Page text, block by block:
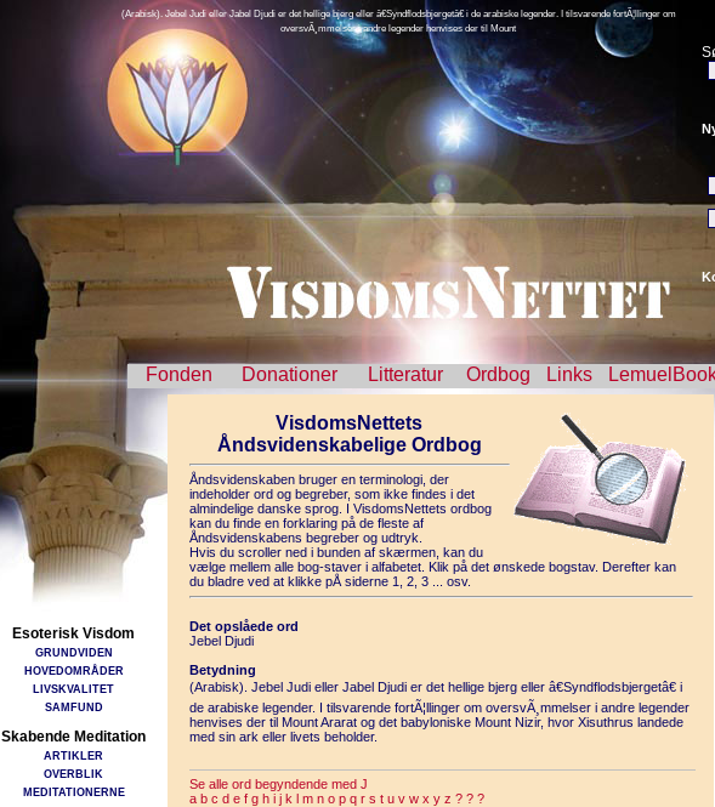
(Arabisk). Jebel Judi eller Jabel Djudi er det hellige bjerg eller â€Syndflodsbjergetâ€ i de arabiske legender. I tilsvarende fortÃ¦llinger om
oversvÃ¸mmelser i andre legender henvises der til Mount
Fonden Donationer Litteratur Ordbog Links
Esoterisk Visdom
GRUNDVIDEN
HOVEDOMRÅDER
LIVSKVALITET
SAMFUND
Skabende Meditation
ARTIKLER
OVERBLIK
MEDITATIONERNE
VisdomsNettets
Åndsvidenskabelige Ordbog
Åndsvidenskaben bruger en terminologi, der
indeholder ord og begreber, som ikke findes i det
almindelige danske sprog. I VisdomsNettets ordbog
kan du finde en forklaring på de fleste af
Åndsvidenskabens begreber og udtryk.
Hvis du scroller ned i bunden af skærmen, kan du
vælge mellem alle bog-staver i alfabetet. Klik på det ønskede bogstav. Derefter kan
du bladre ved at klikke pÅ siderne 1, 2, 3 ... osv.
Det opslåede ord
Jebel Djudi
Betydning
(Arabisk). Jebel Judi eller Jabel Djudi er det hellige bjerg eller â€Syndflodsbjergetâ€ i
de arabiske legender. I tilsvarende fortÃ¦llinger om oversvÃ¸mmelser i andre legender
henvises der til Mount Ararat og det babyloniske Mount Nizir, hvor Xisuthrus landede
med sin ark eller livets beholder.
Se alle ord begyndende med J
a b c d e f g h i j k l m n o p q r s t u v w x y z ? ? ?